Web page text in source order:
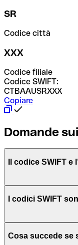
SR
Codice città
XXX
Codice filiale
Codice SWIFT:
CTBAAUSRXXX
Copiare
Domande
Il codice SWIFT
L'acronimo SWIFT
per l’elaborazione
I codici SWIFT
Dipende dalle
Cosa succede se